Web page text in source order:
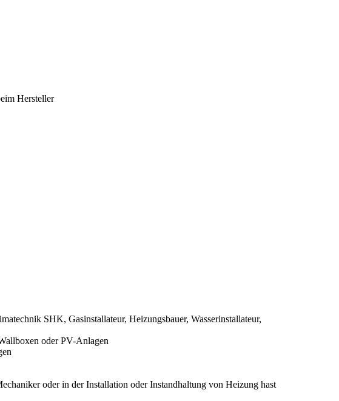
Hersteller
SHK, Gasinstallateur, Heizungsbauer, Wasserinstallateur,
oder PV-Anlagen
oder in der Installation oder Instandhaltung von Heizung hast